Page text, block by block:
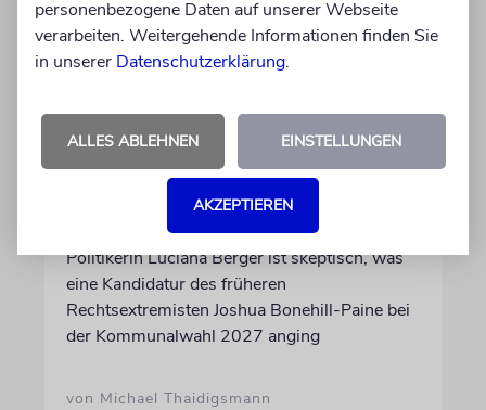
Tories wegen Nominierung
von Ex-Neonazi in der Kritik
Die Chefin der Konservativen Partei hält ihn
für resozialisiert, doch die jüdische Labour-
Politikerin Luciana Berger ist skeptisch, was
eine Kandidatur des früheren
Rechtsextremisten Joshua Bonehill-Paine bei
der Kommunalwahl 2027 anging
von Michael Thaidigsmann
personenbezogene Daten auf unserer Webseite
verarbeiten. Weitergehende Informationen finden Sie
in unserer Datenschutzerklärung.
ALLES ABLEHNEN EINSTELLUNGEN
AKZEPTIEREN